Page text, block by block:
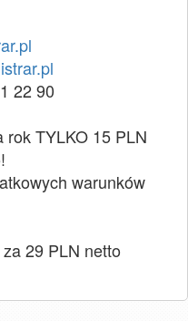
22 90
rok TYLKO 15 PLN
warunków
za 29 PLN netto